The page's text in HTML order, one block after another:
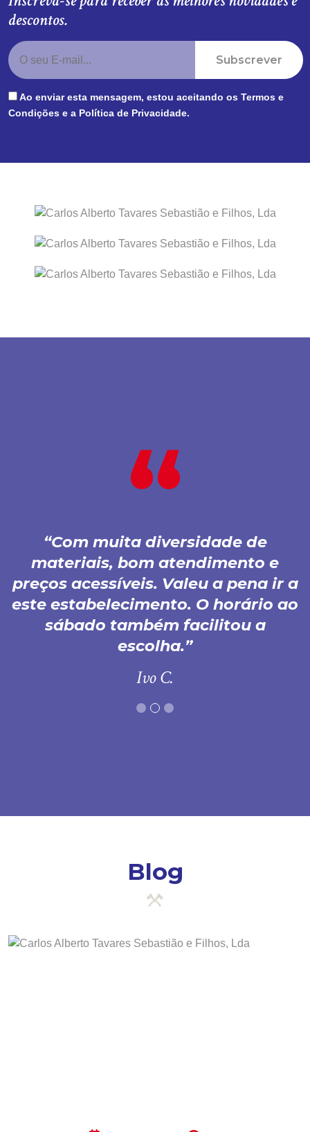
descontos.
Subscrever
Ao enviar esta mensagem, estou aceitando os Termos e
Condições e a Política de Privacidade.
Com muita diversidade de
materiais, bom atendimento e
preços acessíveis. Valeu a pena ir a
este estabelecimento. O horário ao
sábado também facilitou a
escolha.
Ivo C.
Blog